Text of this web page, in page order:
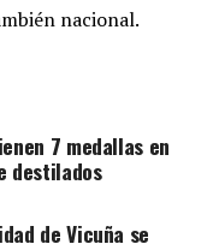
nacional.
7 medallas en
destilados
de Vicuña se